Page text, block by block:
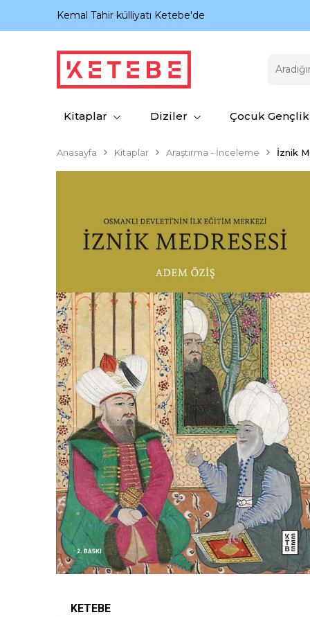
Kemal Tahir külliyatı Ketebe'de
Kitaplar Diziler Çocuk Gençlik
Anasayfa Kitaplar Araştırma - İnceleme İznik
KETEBE